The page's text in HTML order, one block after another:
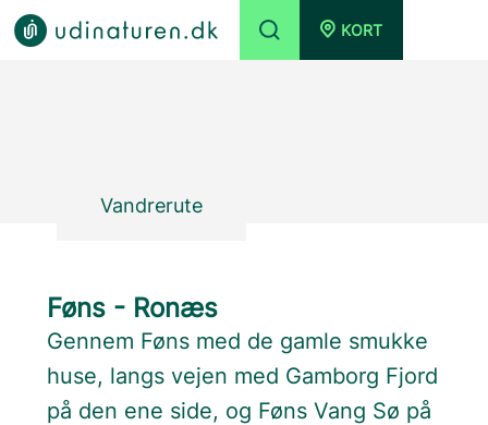
KORT
Vandrerute
Føns - Ronæs
Gennem Føns med de gamle smukke
huse, langs vejen med Gamborg Fjord
på den ene side, og Føns Vang Sø på